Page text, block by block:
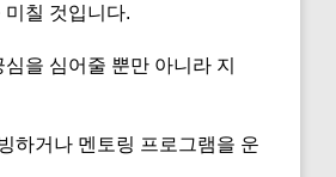
칠 것입니다.
을 심어줄 뿐만 아니라 지
하거나 멘토링 프로그램을 운